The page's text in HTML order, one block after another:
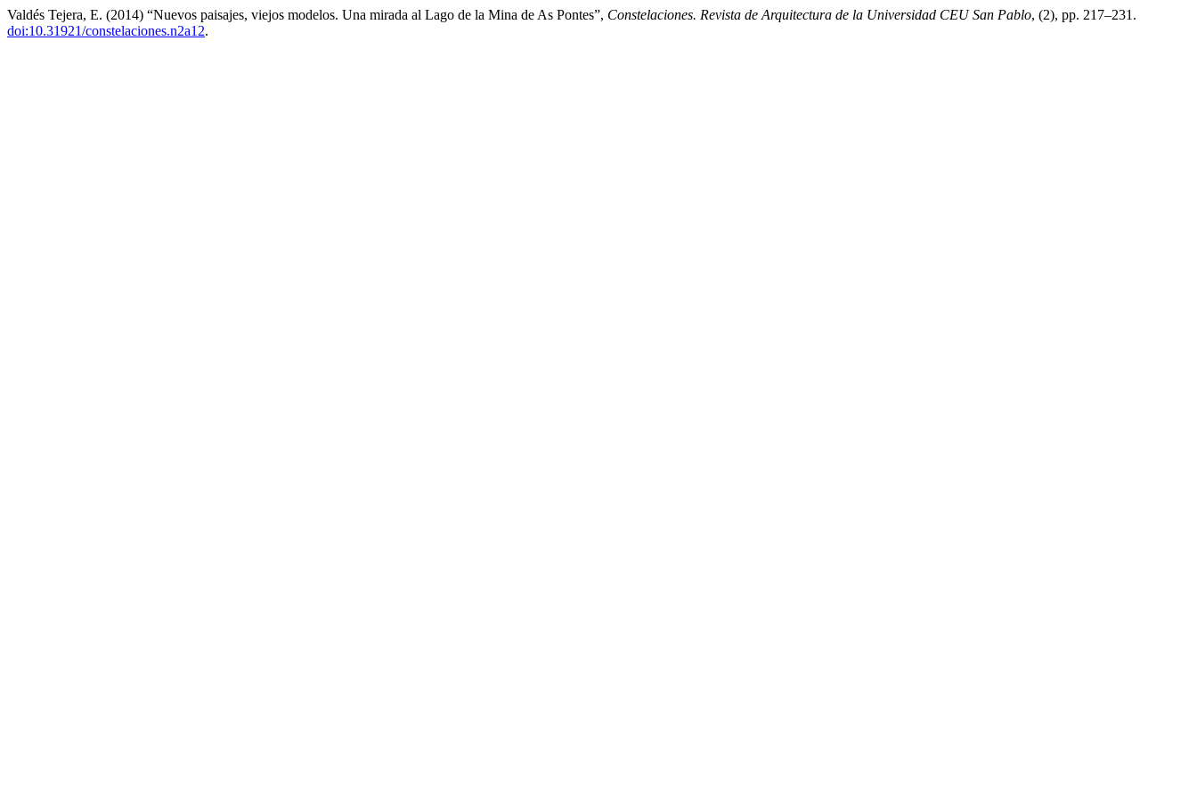
Valdés Tejera, E. (2014) “Nuevos paisajes, viejos modelos. Una mirada al Lago de la Mina de As Pontes”, Constelaciones. Revista de Arquitectura de la Universidad CEU San Pablo, (2), pp. 217–231.
doi:10.31921/constelaciones.n2a12.